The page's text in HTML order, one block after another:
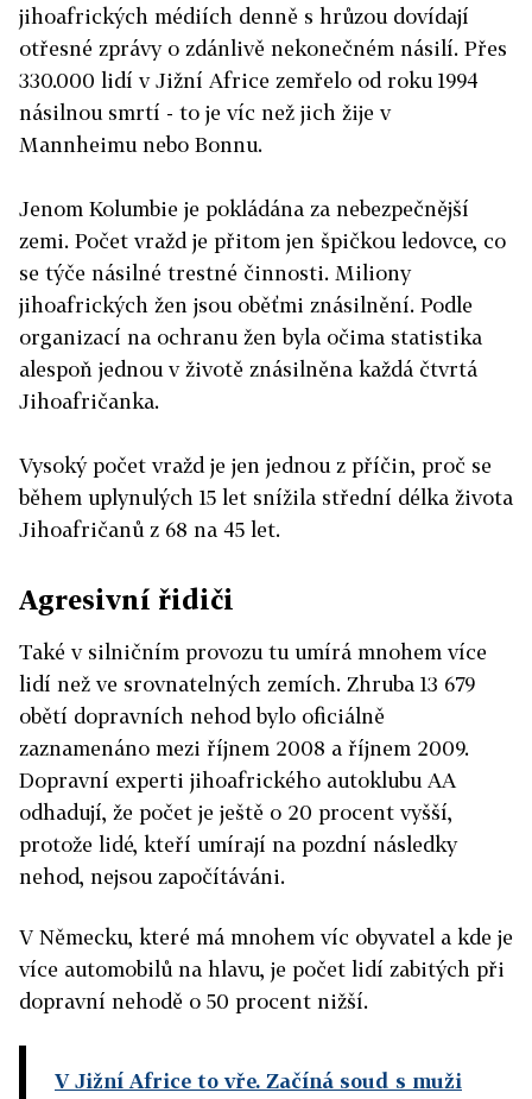
jihoafrických médiích denně s hrůzou dovídají
otřesné zprávy o zdánlivě nekonečném násilí. Přes
330.000 lidí v Jižní Africe zemřelo od roku 1994
násilnou smrtí - to je víc než jich žije v
Mannheimu nebo Bonnu.
Jenom Kolumbie je pokládána za nebezpečnější
zemi. Počet vražd je přitom jen špičkou ledovce, co
se týče násilné trestné činnosti. Miliony
jihoafrických žen jsou oběťmi znásilnění. Podle
organizací na ochranu žen byla očima statistika
alespoň jednou v životě znásilněna každá čtvrtá
Jihoafričanka.
Vysoký počet vražd je jen jednou z příčin, proč se
během uplynulých 15 let snížila střední délka života
Jihoafričanů z 68 na 45 let.
Agresivní řidiči
Také v silničním provozu tu umírá mnohem více
lidí než ve srovnatelných zemích. Zhruba 13 679
obětí dopravních nehod bylo oficiálně
zaznamenáno mezi říjnem 2008 a říjnem 2009.
Dopravní experti jihoafrického autoklubu AA
odhadují, že počet je ještě o 20 procent vyšší,
protože lidé, kteří umírají na pozdní následky
nehod, nejsou započítáváni.
V Německu, které má mnohem víc obyvatel a kde je
více automobilů na hlavu, je počet lidí zabitých při
dopravní nehodě o 50 procent nižší.
V Jižní Africe to vře. Začíná soud s muži